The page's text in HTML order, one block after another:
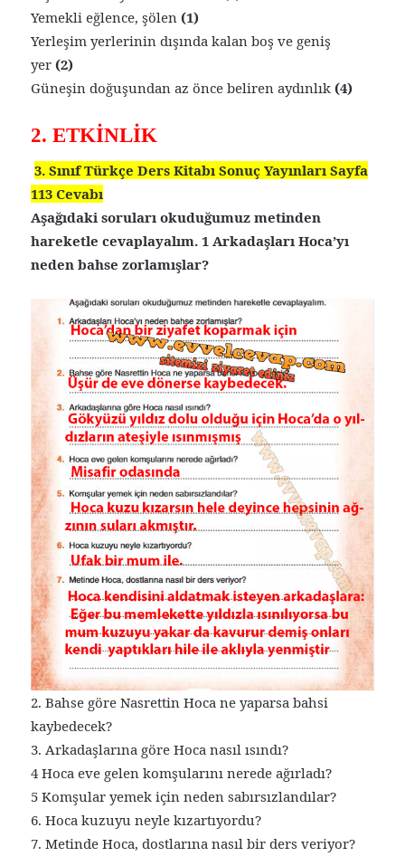
Yemekli eğlence, şölen (1)
Yerleşim yerlerinin dışında kalan boş ve geniş
yer (2)
Güneşin doğuşundan az önce beliren aydınlık (4)
2. ETKİNLİK
3. Sınıf Türkçe Ders Kitabı Sonuç Yayınları Sayfa
113 Cevabı
Aşağıdaki soruları okuduğumuz metinden
hareketle cevaplayalım. 1 Arkadaşları Hoca’yı
neden bahse zorlamışlar?
2. Bahse göre Nasrettin Hoca ne yaparsa bahsi
kaybedecek?
3. Arkadaşlarına göre Hoca nasıl ısındı?
4 Hoca eve gelen komşularını nerede ağırladı?
5 Komşular yemek için neden sabırsızlandılar?
6. Hoca kuzuyu neyle kızartıyordu?
7. Metinde Hoca, dostlarına nasıl bir ders veriyor?